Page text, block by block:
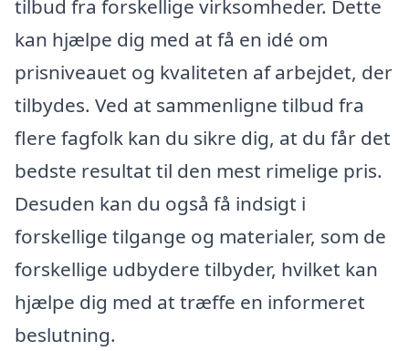
tilbud fra forskellige virksomheder. Dette
kan hjælpe dig med at få en idé om
prisniveauet og kvaliteten af arbejdet, der
tilbydes. Ved at sammenligne tilbud fra
flere fagfolk kan du sikre dig, at du får det
bedste resultat til den mest rimelige pris.
Desuden kan du også få indsigt i
forskellige tilgange og materialer, som de
forskellige udbydere tilbyder, hvilket kan
hjælpe dig med at træffe en informeret
beslutning.